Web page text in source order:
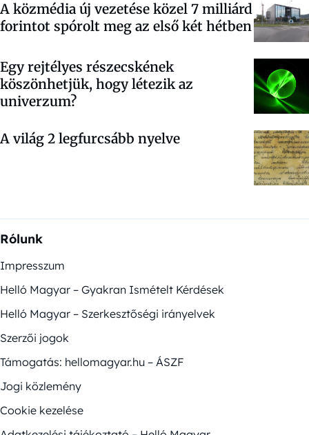
A közmédia új vezetése közel 7 milliárd
forintot spórolt meg az első két hétben
Egy rejtélyes részecskének
köszönhetjük, hogy létezik az
univerzum?
A világ 2 legfurcsább nyelve
Rólunk
Impresszum
Helló Magyar – Gyakran Ismételt Kérdések
Helló Magyar – Szerkesztőségi irányelvek
Szerzői jogok
Támogatás: hellomagyar.hu – ÁSZF
Jogi közlemény
Cookie kezelése